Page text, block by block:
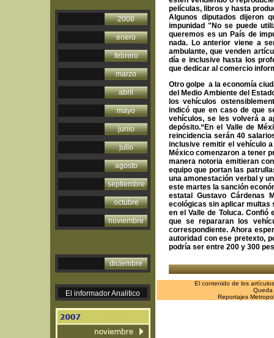
2008
enero
febrero
marzo
abril
mayo
junio
julio
agosto
septiembre
octubre
noviembre
diciembre
El informador Analitico
películas, libros y hasta
Algunos diputados dijeron
impunidad "No se puede
queremos es un País de
nada. Lo anterior viene a
ambulante, que venden
día e inclusive hasta los
que dedicar al comercio
Otro golpe a la economía
del Medio Ambiente del
los vehículos
indicó que en caso de que
vehículos, se les volverá a
depósito.“En el Valle de
reincidencia serán 40
inclusive remitir el vehículo
México comenzaron a tener
manera notoria emitieran
equipo que portan las
una amonestación verbal y
este martes la sanción
estatal Gustavo Cárdenas
ecológicas sin aplicar multas
en el Valle de Toluca.
que se repararan los
correspondiente. Ahora
autoridad con ese pretexto,
podría ser entre 200 y 300
El contenido de los
Queda
Reportajes